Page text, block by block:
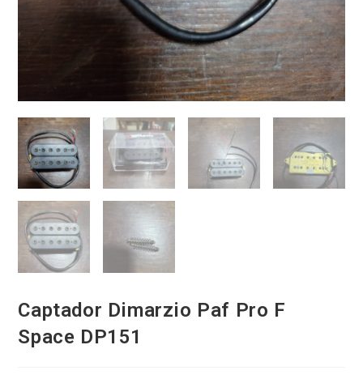
Captador Dimarzio Paf Pro F
Space DP151